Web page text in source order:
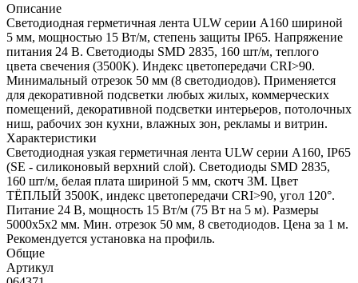
Описание
Светодиодная герметичная лента ULW серии A160 шириной
5 мм, мощностью 15 Вт/м, степень защиты IP65. Напряжение
питания 24 В. Светодиоды SMD 2835, 160 шт/м, теплого
цвета свечения (3500K). Индекс цветопередачи CRI>90.
Минимальный отрезок 50 мм (8 светодиодов). Применяется
для декоративной подсветки любых жилых, коммерческих
помещений, декоративной подсветки интерьеров, потолочных
ниш, рабочих зон кухни, влажных зон, рекламы и витрин.
Характеристики
Светодиодная узкая герметичная лента ULW серии A160, IP65
(SE - силиконовый верхний слой). Светодиоды SMD 2835,
160 шт/м, белая плата шириной 5 мм, скотч 3M. Цвет
ТЁПЛЫЙ 3500K, индекс цветопередачи CRI>90, угол 120°.
Питание 24 В, мощность 15 Вт/м (75 Вт на 5 м). Размеры
5000х5х2 мм. Мин. отрезок 50 мм, 8 светодиодов. Цена за 1 м.
Рекомендуется установка на профиль.
Общие
Артикул